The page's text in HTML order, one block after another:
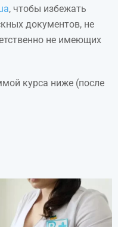
, чтобы избежать
документов, не
не имеющих
курса ниже (после